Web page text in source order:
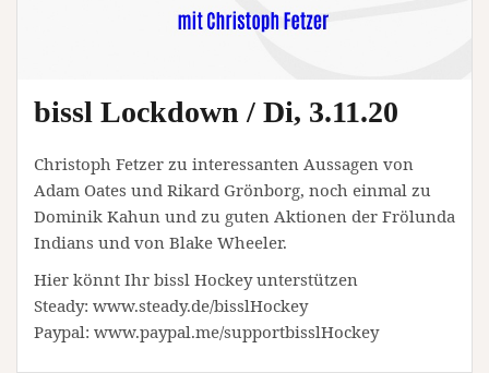
bissl Lockdown / Di, 3.11.20
Christoph Fetzer zu interessanten Aussagen von
Adam Oates und Rikard Grönborg, noch einmal zu
Dominik Kahun und zu guten Aktionen der Frölunda
Indians und von Blake Wheeler.
Hier könnt Ihr bissl Hockey unterstützen
Steady: www.steady.de/bisslHockey
Paypal: www.paypal.me/supportbisslHockey